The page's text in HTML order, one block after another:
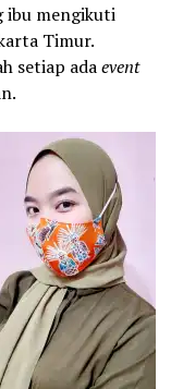
ibu mengikuti
Timur.
setiap adaevent